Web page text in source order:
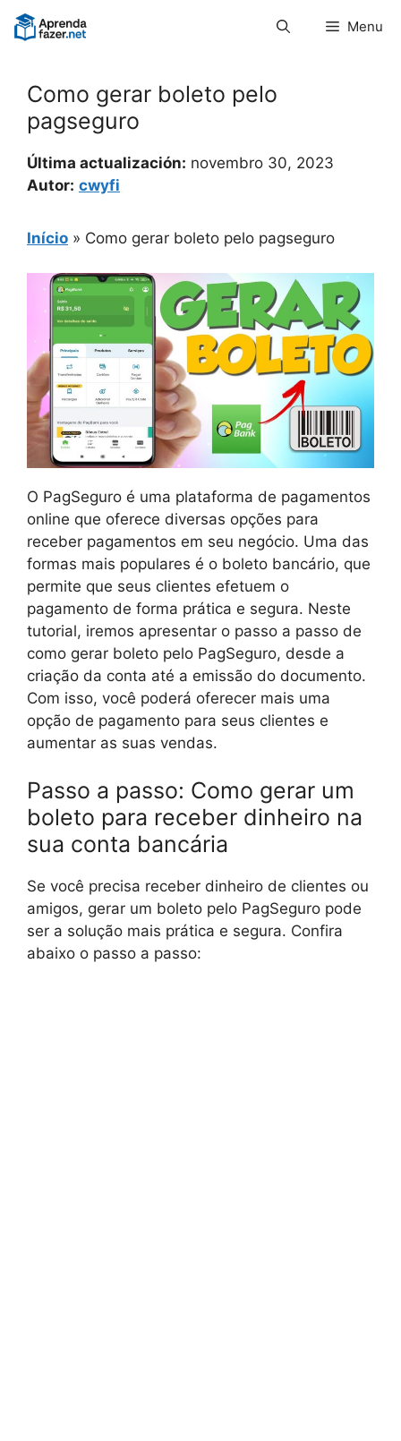
Pular
para
Menu
Como gerar boleto pelo
pagseguro
Última actualización: novembro 30, 2023
Autor: cwyfi
Início » Como gerar boleto pelo pagseguro
O PagSeguro é uma plataforma de pagamentos
online que oferece diversas opções para
receber pagamentos em seu negócio. Uma das
formas mais populares é o boleto bancário, que
permite que seus clientes efetuem o
pagamento de forma prática e segura. Neste
tutorial, iremos apresentar o passo a passo de
como gerar boleto pelo PagSeguro, desde a
criação da conta até a emissão do documento.
Com isso, você poderá oferecer mais uma
opção de pagamento para seus clientes e
aumentar as suas vendas.
Passo a passo: Como gerar um
boleto para receber dinheiro na
sua conta bancária
Se você precisa receber dinheiro de clientes ou
amigos, gerar um boleto pelo PagSeguro pode
ser a solução mais prática e segura. Confira
abaixo o passo a passo: